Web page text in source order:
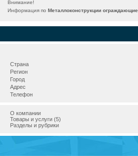
Внимание!
Информация по Металлоконструкции ограждающие
Страна
Регион
Город
Адрес
Телефон
О компании
Товары и услуги (5)
Разделы и рубрики